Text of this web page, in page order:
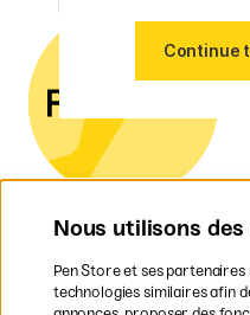
Continue
Nous utilisons
Pen Store et ses
technologies similaires afin